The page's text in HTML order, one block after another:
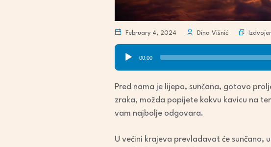
February 4, 2024 Dina Višnić
Audio
Player
00:00
Pred nama je lijepa, sunčana, gotovo
zraka, možda popijete kakvu kavicu na
vam najbolje odgovara.
U većini krajeva prevladavat će sunčano,